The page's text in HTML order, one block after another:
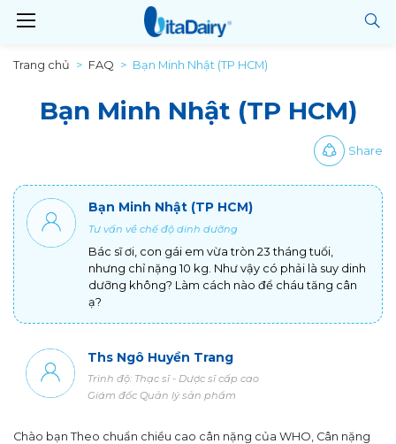
Trang chủ FAQ Bạn Minh Nhật (TP HCM)
Bạn Minh Nhật (TP HCM)
Share
Bạn Minh Nhật (TP HCM)
Tư vấn về chế độ dinh dưỡng
Bác sĩ ơi, con gái em vừa tròn 23 tháng tuổi,
nhưng chỉ nặng 10 kg. Như vậy có phải là suy dinh
dưỡng không? Làm cách nào để cháu tăng cân
ạ?
Ths Ngô Huyền Trang
Trình độ: Thạc sĩ - Dược sĩ cấp cao
Giám đốc Quản lý sản phẩm
Chào bạn Theo chuẩn chiều cao cân nặng của WHO, Cân nặng